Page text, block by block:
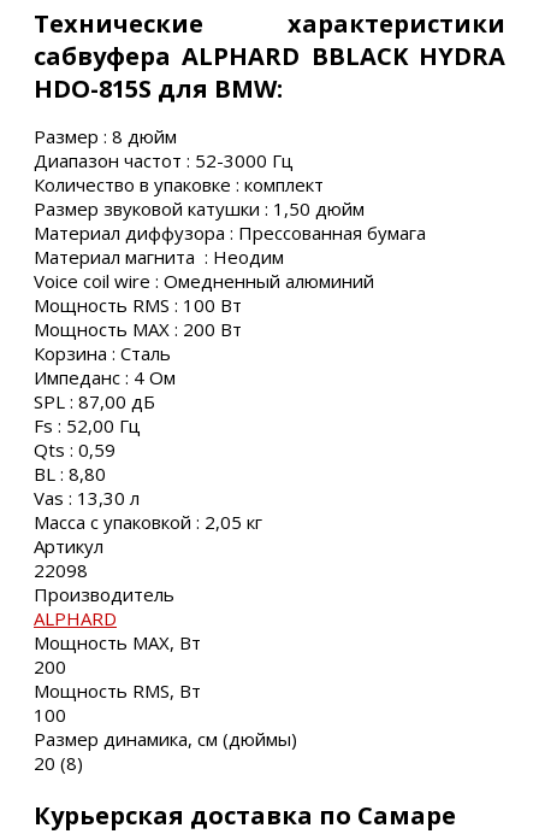
Технические характеристики
сабвуфера ALPHARD BBLACK HYDRA
HDO-815S для BMW:
Размер : 8 дюйм
Диапазон частот : 52-3000 Гц
Количество в упаковке : комплект
Размер звуковой катушки : 1,50 дюйм
Материал диффузора : Прессованная бумага
Материал магнита : Неодим
Voice coil wire : Омедненный алюминий
Мощность RMS : 100 Вт
Мощность MAX : 200 Вт
Корзина : Сталь
Импеданс : 4 Ом
SPL : 87,00 дБ
Fs : 52,00 Гц
Qts : 0,59
BL : 8,80
Vas : 13,30 л
Масса с упаковкой : 2,05 кг
Артикул
22098
Производитель
ALPHARD
Мощность MAX, Вт
200
Мощность RMS, Вт
100
Размер динамика, см (дюймы)
20 (8)
Курьерская доставка по Самаре